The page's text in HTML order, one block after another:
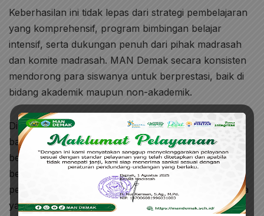
Keberhasilan ini tidak lepas dari strategi pembelajaran
yang komprehensif, program bimbingan belajar
intensif, serta dukungan penuh dari pihak madrasah
dan komite madrasah. MAN Demak secara konsisten
mendorong para siswanya untuk berprestasi, baik di
bidang akademik maupun non-akademik.
Diharapkan, keberhasilan ini dapat menjadi motivasi
bagi siswa-siswi MAN Demak lainnya untuk terus
belajar dan berjuang meraih impian. MAN Demak
berkomitmen untuk terus meningkatkan kualitas
pendidikan demi melahirkan generasi penerus bangsa
yang unggul dan berdaya saing.